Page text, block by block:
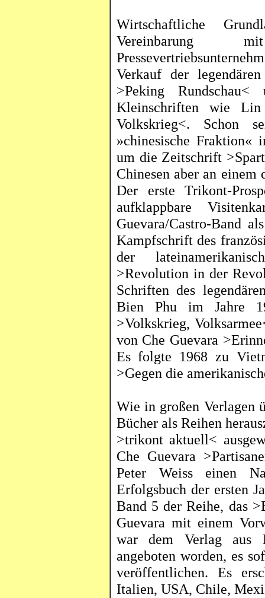
Wirtschaftliche
Vereinbarung
Verkauf der
>Peking
Kleinschriften wie
Volkskrieg<. Schon
»chinesische Fraktion«
um die Zeitschrift
Chinesen aber an einem
Der ersteTrikont-
aufklappbare
Guevara/Castro-Band
Kampfschrift des
der
>Revolution in der
Schriften des
Bien Phu im Jahre
>Volkskrieg,
von Che Guevara
Es folgte 1968 zu
>Gegen die
Wie in großen Verlagen
Bücher als Reihen
>trikontaktuell<
Che Guevara
Peter Weisseinen
Erfolgsbuch der ersten
Band 5 der Reihe, das
Guevara mit einem
war dem Verlag aus
angeboten worden, es
veröffentlichen. Es
Italien, USA, Chile,